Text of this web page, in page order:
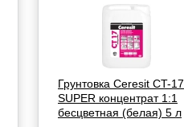
Грунтовка Ceresit CT-17
SUPER концентрат 1:1
бесцветная (белая) 5 л